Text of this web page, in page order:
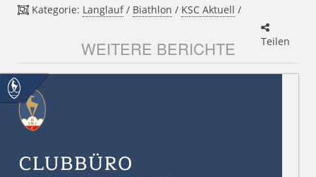
Kategorie: Langlauf/ Biathlon / KSC Aktuell /
Teilen
WEITERE BERICHTE